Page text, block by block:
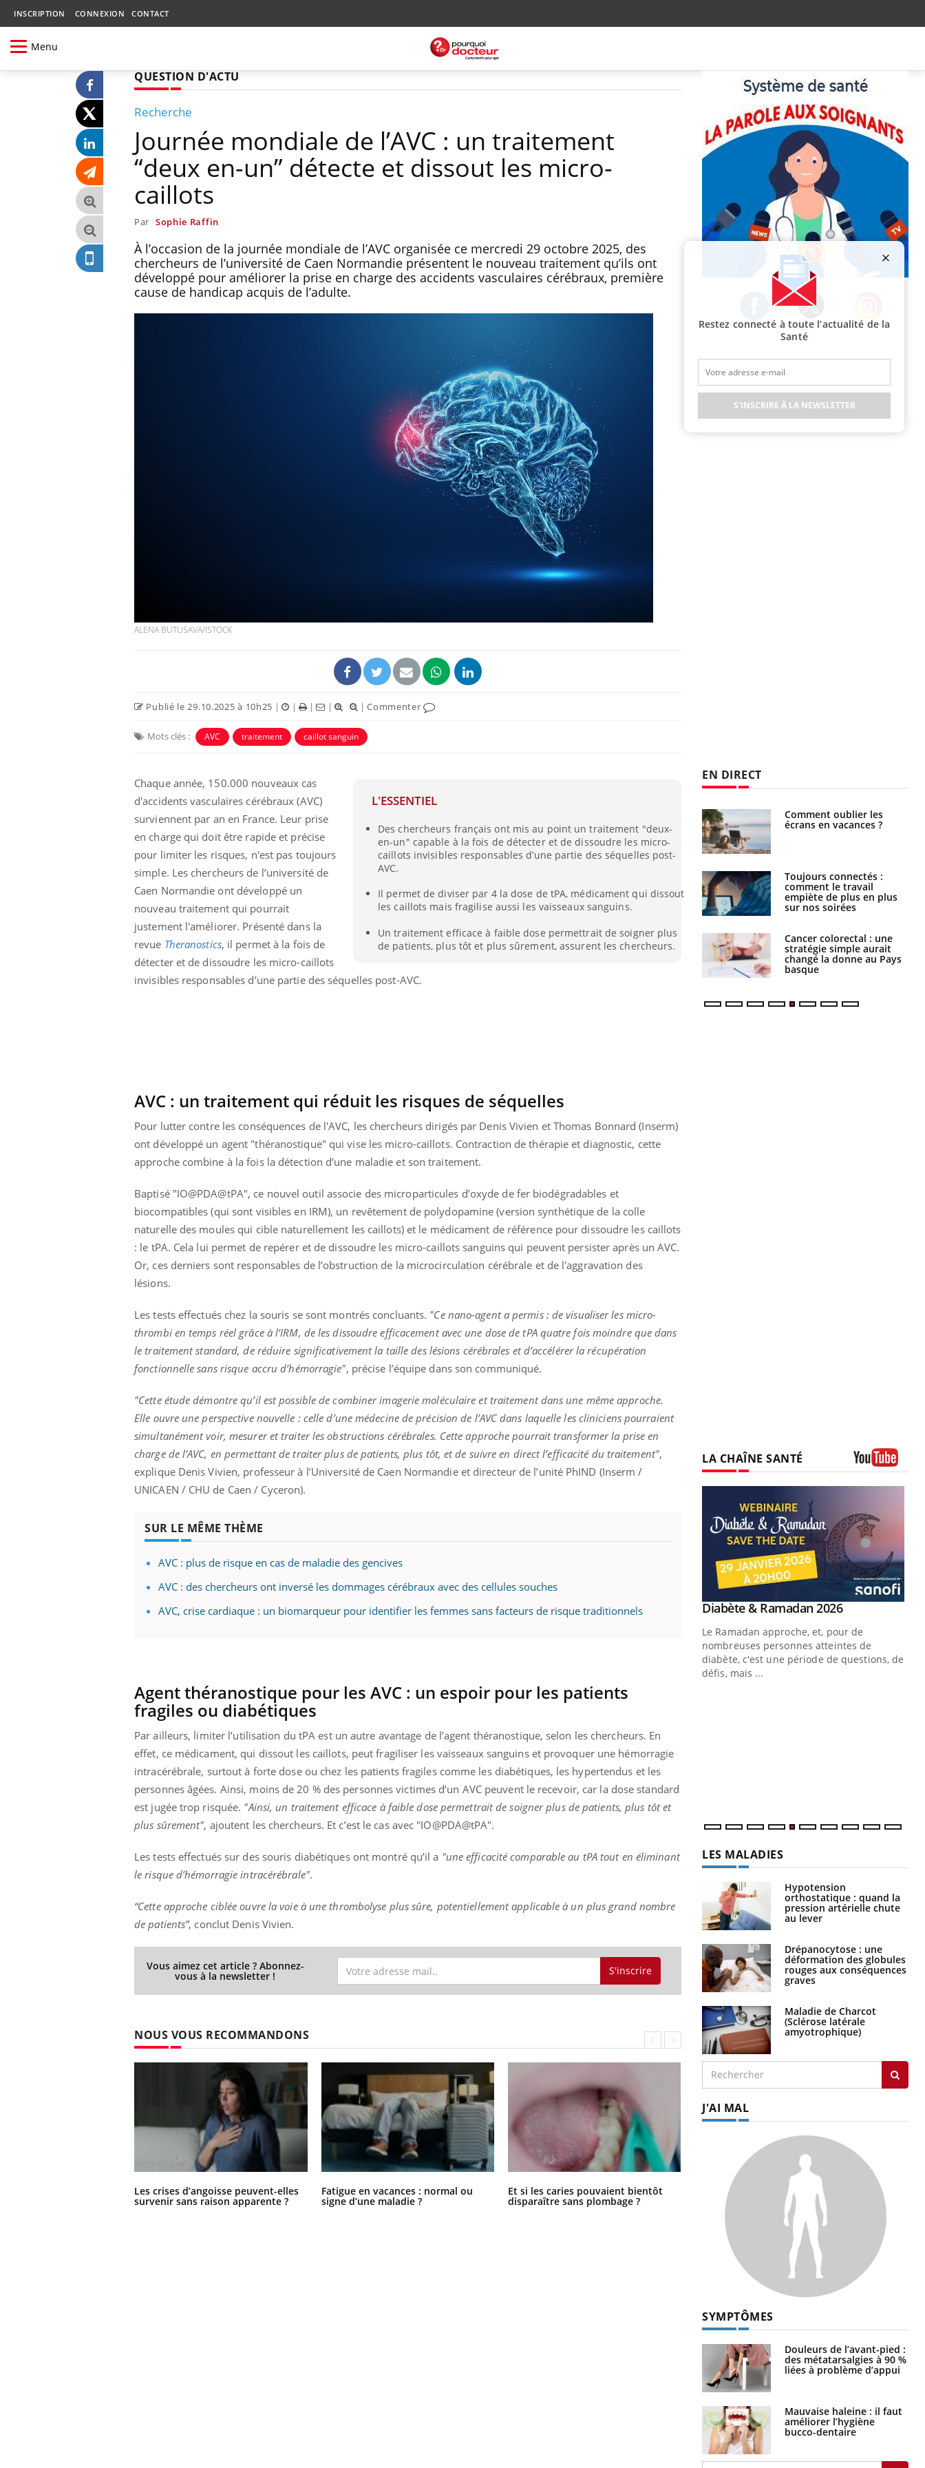
INSCRIPTION CONNEXION CONTACT
Menu
QUESTION D'ACTU
Recherche
Journée mondiale de l’AVC : un traitement
“deux en-un” détecte et dissout les micro-
caillots
Par Sophie Raffin
À l’occasion de la journée mondiale de l’AVC organisée ce mercredi 29 octobre 2025, des
chercheurs de l’université de Caen Normandie présentent le nouveau traitement qu’ils ont
développé pour améliorer la prise en charge des accidents vasculaires cérébraux, première
cause de handicap acquis de l’adulte.
ALENA BUTUSAVA/ISTOCK
Publié le 29.10.2025 à 10h25 | | | | |Commenter
Mots clés : AVC traitement caillot sanguin
L'ESSENTIEL
Des chercheurs français ont mis au point un traitement "deux-
en-un" capable à la fois de détecter et de dissoudre les micro-
caillots invisibles responsables d’une partie des séquelles post-
AVC.
Il permet de diviser par 4 la dose de tPA, médicament qui dissout
les caillots mais fragilise aussi les vaisseaux sanguins.
Un traitement efficace à faible dose permettrait de soigner plus
de patients, plus tôt et plus sûrement, assurent les chercheurs.
Chaque année, 150.000 nouveaux cas
d'accidents vasculaires cérébraux (AVC)
surviennent par an en France. Leur prise
en charge qui doit être rapide et précise
pour limiter les risques, n'est pas toujours
simple. Les chercheurs de l’université de
Caen Normandie ont développé un
nouveau traitement qui pourrait
justement l'améliorer. Présenté dans la
revue Theranostics, il permet à la fois de
détecter et de dissoudre les micro-caillots
invisibles responsables d’une partie des séquelles post-AVC.
AVC : un traitement qui réduit les risques de séquelles
Pour lutter contre les conséquences de l'AVC, les chercheurs dirigés par Denis Vivien et Thomas Bonnard (Inserm)
ont développé un agent "théranostique" qui vise les micro-caillots. Contraction de thérapie et diagnostic, cette
approche combine à la fois la détection d’une maladie et son traitement.
Baptisé "IO@PDA@tPA", ce nouvel outil associe des microparticules d’oxyde de fer biodégradables et
biocompatibles (qui sont visibles en IRM), un revêtement de polydopamine (version synthétique de la colle
naturelle des moules qui cible naturellement les caillots) et le médicament de référence pour dissoudre les caillots
: le tPA. Cela lui permet de repérer et de dissoudre les micro-caillots sanguins qui peuvent persister après un AVC.
Or, ces derniers sont responsables de l’obstruction de la microcirculation cérébrale et de l'aggravation des
lésions.
Les tests effectués chez la souris se sont montrés concluants. "Ce nano-agent a permis : de visualiser les micro-
thrombi en temps réel grâce à l’IRM, de les dissoudre efficacement avec une dose de tPA quatre fois moindre que dans
le traitement standard, de réduire significativement la taille des lésions cérébrales et d’accélérer la récupération
fonctionnelle sans risque accru d’hémorragie", précise l’équipe dans son communiqué.
"Cette étude démontre qu’il est possible de combiner imagerie moléculaire et traitement dans une même approche.
Elle ouvre une perspective nouvelle : celle d’une médecine de précision de l’AVC dans laquelle les cliniciens pourraient
simultanément voir, mesurer et traiter les obstructions cérébrales. Cette approche pourrait transformer la prise en
charge de l’AVC, en permettant de traiter plus de patients, plus tôt, et de suivre en direct l’efficacité du traitement",
explique Denis Vivien, professeur à l’Université de Caen Normandie et directeur de l’unité PhIND (Inserm /
UNICAEN / CHU de Caen / Cyceron).
SUR LE MÊME THÈME
AVC : plus de risque en cas de maladie des gencives
AVC : des chercheurs ont inversé les dommages cérébraux avec des cellules souches
AVC, crise cardiaque : un biomarqueur pour identifier les femmes sans facteurs de risque traditionnels
Agent théranostique pour les AVC : un espoir pour les patients
fragiles ou diabétiques
Par ailleurs, limiter l’utilisation du tPA est un autre avantage de l’agent théranostique, selon les chercheurs. En
effet, ce médicament, qui dissout les caillots, peut fragiliser les vaisseaux sanguins et provoquer une hémorragie
intracérébrale, surtout à forte dose ou chez les patients fragiles comme les diabétiques, les hypertendus et les
personnes âgées. Ainsi, moins de 20 % des personnes victimes d’un AVC peuvent le recevoir, car la dose standard
est jugée trop risquée. "Ainsi, un traitement efficace à faible dose permettrait de soigner plus de patients, plus tôt et
plus sûrement", ajoutent les chercheurs. Et c’est le cas avec "IO@PDA@tPA".
Les tests effectués sur des souris diabétiques ont montré qu’il a "une efficacité comparable au tPA tout en éliminant
le risque d’hémorragie intracérébrale".
“Cette approche ciblée ouvre la voie à une thrombolyse plus sûre, potentiellement applicable à un plus grand nombre
de patients”, conclut Denis Vivien.
Vous aimez cet article ? Abonnez-
vous à la newsletter ! S'inscrire
NOUS VOUS RECOMMANDONS
Les crises d’angoisse peuvent-elles
survenir sans raison apparente ?
Fatigue en vacances : normal ou
signe d’une maladie ?
Et si les caries pouvaient bientôt
disparaître sans plombage ?
Éclipse solaire du 12 août : “Des
verres adaptés, c'est indispensable
pour la santé des yeux”
Facebook Twitter Instagram
EN DIRECT
Éclipse solaire du 12 août
: “Des verres adaptés,
c'est indispensable pour
la santé des yeux”
Les troubles du sommeil
modifient votre cerveau !
Mon enfant est-il trop
sensible ou simplement
très empathique ?
quelle trousse à
pharmacie pour les
vacances ?
Syndrome métabolique :
exercices physiques ?
Comment éviter une otite
pendant les vacances ?
détecté chez un touriste
en France
son taux élevé en France
Grossesse à risque : ce jus
naturel attire l'attention
Comment oublier les
écrans en vacances ?
Toujours connectés :
comment le travail
empiète de plus en plus
sur nos soirées
Cancer colorectal : une
stratégie simple aurait
changé la donne au Pays
basque
LA CHAÎNE SANTÉ
Carence en fer : comprendre pour
Youtube
Youtube
Insuline & Charge mentale : et si on
osait en parler?? Youtube
Youtube
Eczéma Chronique des Mains : se
préparer pour l’été ! Youtube
Youtube
Diabète & Ramadan 2026Youtube
Le Ramadan approche, et, pour de
nombreuses personnes atteintes de
diabète, c'est une période de questions, de
défis, mais ...
LES MALADIES
Hypotension
orthostatique : quand la
pression artérielle chute
au lever
Drépanocytose : une
déformation des globules
rouges aux conséquences
graves
Maladie de Charcot
(Sclérose latérale
amyotrophique)
J'AI MAL
SYMPTÔMES
Douleurs de l’avant-pied :
des métatarsalgies à 90 %
liées à problème d’appui
Mauvaise haleine : il faut
améliorer l’hygiène
bucco-dentaire
Restez connecté à toute l’actualité de la
Santé
S'INSCRIRE À LA NEWSLETTER